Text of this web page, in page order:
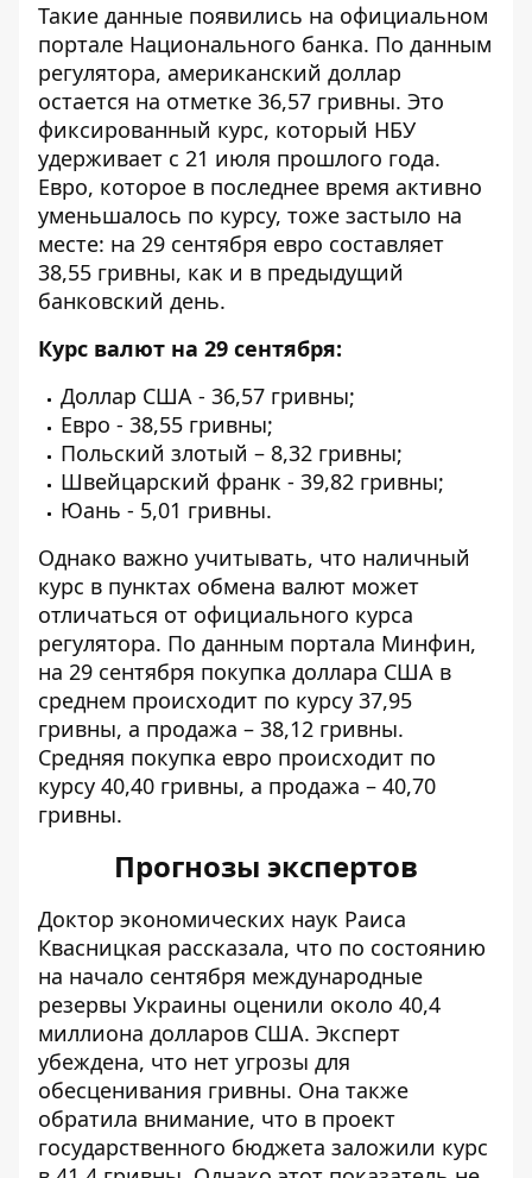
Такие данные появились на официальном
портале Национального банка. По данным
регулятора, американский доллар
остается на отметке 36,57 гривны. Это
фиксированный курс, который НБУ
удерживает с 21 июля прошлого года.
Евро, которое в последнее время активно
уменьшалось по курсу, тоже застыло на
месте: на 29 сентября евро составляет
38,55 гривны, как и в предыдущий
банковский день.
Курс валют на 29 сентября:
Доллар США - 36,57 гривны;
Евро - 38,55 гривны;
Польский злотый – 8,32 гривны;
Швейцарский франк - 39,82 гривны;
Юань - 5,01 гривны.
Однако важно учитывать, что наличный
курс в пунктах обмена валют может
отличаться от официального курса
регулятора. По данным портала Минфин,
на 29 сентября покупка доллара США в
среднем происходит по курсу 37,95
гривны, а продажа – 38,12 гривны.
Средняя покупка евро происходит по
курсу 40,40 гривны, а продажа – 40,70
гривны.
Прогнозы экспертов
Доктор экономических наук Раиса
Квасницкая рассказала, что по состоянию
на начало сентября международные
резервы Украины оценили около 40,4
миллиона долларов США. Эксперт
убеждена, что нет угрозы для
обесценивания гривны. Она также
обратила внимание, что в проект
государственного бюджета заложили курс